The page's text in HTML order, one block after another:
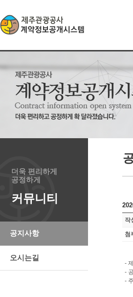
더욱 편리하게
공정하게
커뮤니티
공지사항
오시는길
작
첨
-
-
-